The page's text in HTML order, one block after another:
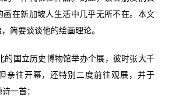
画在新加坡人生活中几乎无所不在。本文
简要谈谈他的绘画理论。
的国立历史博物馆举办个展，彼时张大千
亲往开幕，还特别二度前往观展，并于
一首：